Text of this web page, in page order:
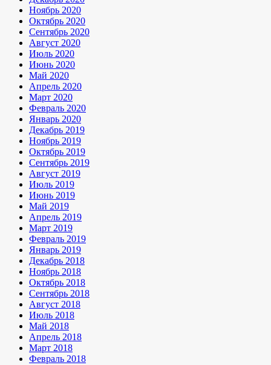
Ноябрь 2020
Октябрь 2020
Сентябрь 2020
Август 2020
Июль 2020
Июнь 2020
Май 2020
Апрель 2020
Март 2020
Февраль 2020
Январь 2020
Декабрь 2019
Ноябрь 2019
Октябрь 2019
Сентябрь 2019
Август 2019
Июль 2019
Июнь 2019
Май 2019
Апрель 2019
Март 2019
Февраль 2019
Январь 2019
Декабрь 2018
Ноябрь 2018
Октябрь 2018
Сентябрь 2018
Август 2018
Июль 2018
Май 2018
Апрель 2018
Март 2018
Февраль 2018